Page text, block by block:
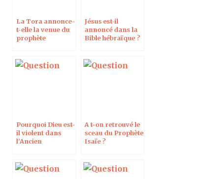
La Tora annonce-
t-elle la venue du
prophète
Jésus est-il
annoncé dans la
Bible hébraïque ?
Pourquoi Dieu est-
il violent dans
l’Ancien
Nouveau
Testament ?
A t-on retrouvé le
sceau du Prophète
Isaïe ?